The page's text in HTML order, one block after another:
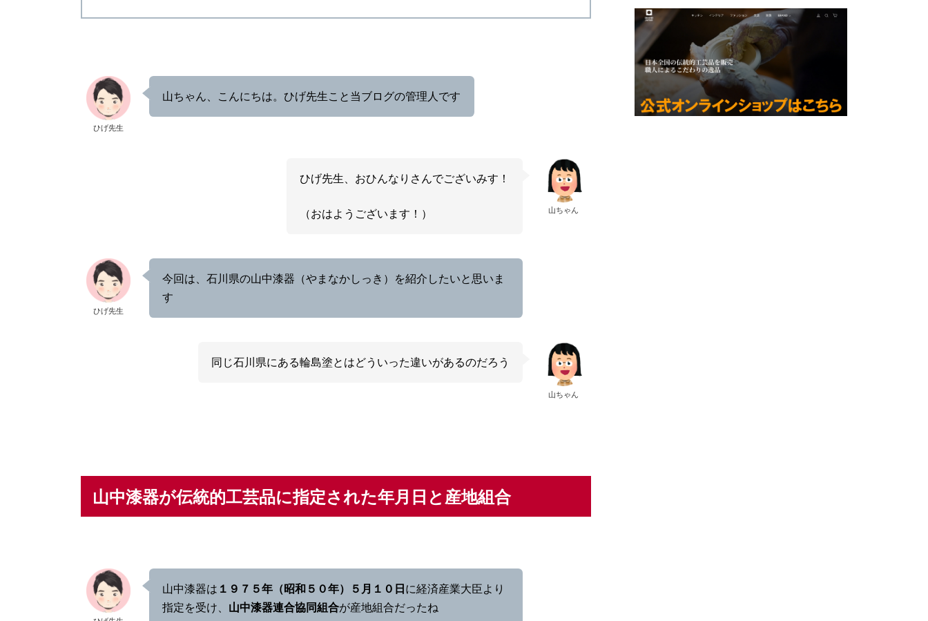
ひげ先生
山ちゃん、こんにちは。ひげ先生こと当ブログの管理人です
山ちゃん
ひげ先生、おひんなりさんでございみす！
（おはようございます！）
ひげ先生
今回は、石川県の山中漆器（やまなかしっき）を紹介したいと思いま
す
山ちゃん
同じ石川県にある輪島塗とはどういった違いがあるのだろう
山中漆器が伝統的工芸品に指定された年月日と産地組合
山中漆器は １９７５年（昭和５０年）５月１０日 に経済産業大臣より
指定を受け、 山中漆器連合協同組合が産地組合だったね